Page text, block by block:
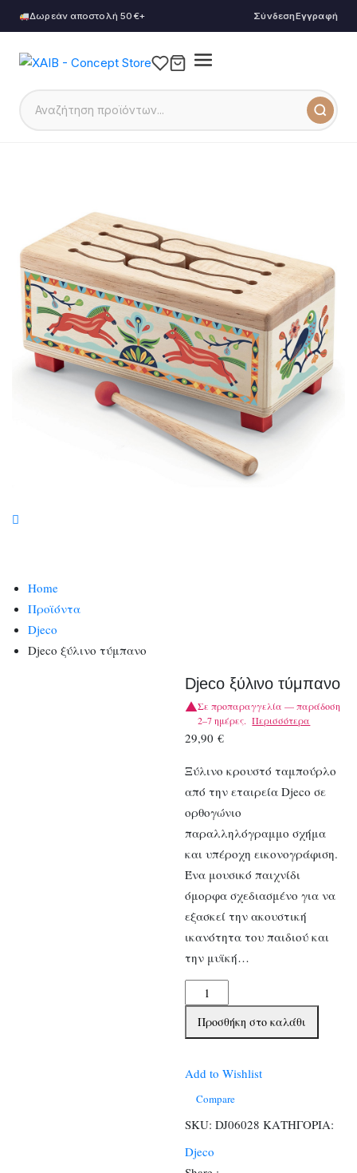
Δωρεάν αποστολή 50€+ ΣύνδεσηΕγγραφή
Home
Προϊόντα
Djeco
Djeco ξύλινο τύμπανο
Djeco ξύλινο τύμπανο
Σε προπαραγγελία — παράδοση
2–7 ημέρες. Περισσότερα
29,90€
Ξύλινο κρουστό ταμπούρλο
από την εταιρεία Djeco σε
ορθογώνιο
παραλληλόγραμμο σχήμα
και υπέροχη εικονογράφιση.
Ένα μουσικό παιχνίδι
όμορφα σχεδιασμένο για να
εξασκεί την ακουστική
ικανότητα του παιδιού και
την μυϊκή…
Djeco
ξύλινο
τύμπανο
Προσθήκη στο καλάθι
Add to Wishlist
Compare
SKU: DJ06028 ΚΑΤΗΓΟΡΙΑ:
Djeco